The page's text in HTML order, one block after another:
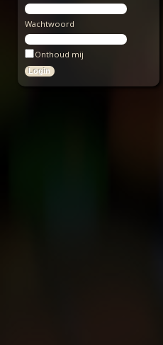
Wachtwoord
Onthoud mij